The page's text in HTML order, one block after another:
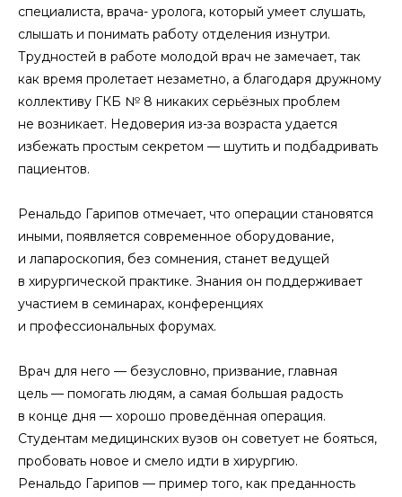
специалиста, врача- уролога, который умеет слушать,
слышать и понимать работу отделения изнутри.
Трудностей в работе молодой врач не замечает, так
как время пролетает незаметно, а благодаря дружному
коллективу ГКБ № 8 никаких серьёзных проблем
не возникает. Недоверия из-за возраста удается
избежать простым секретом — шутить и подбадривать
пациентов.
Ренальдо Гарипов отмечает, что операции становятся
иными, появляется современное оборудование,
и лапароскопия, без сомнения, станет ведущей
в хирургической практике. Знания он поддерживает
участием в семинарах, конференциях
и профессиональных форумах.
Врач для него — безусловно, призвание, главная
цель — помогать людям, а самая большая радость
в конце дня — хорошо проведённая операция.
Студентам медицинских вузов он советует не бояться,
пробовать новое и смело идти в хирургию.
Ренальдо Гарипов — пример того, как преданность